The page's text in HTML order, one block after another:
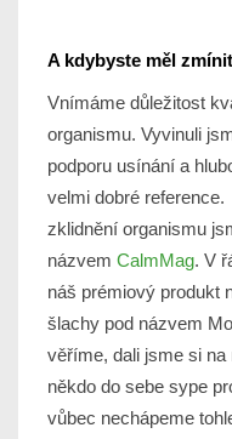
A kdybyste měl
Vnímáme důležitost
organismu. Vyvinuli
podporu usínání a
velmi dobré
zklidnění organismu
názvem CalmMag. V
náš prémiový produkt
šlachy pod názvem
věříme, dali jsme si
někdo do sebe sype
vůbec nechápeme